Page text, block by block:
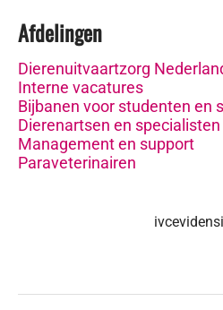
Afdelingen
Dierenuitvaartzorg
Interne vacatures
Bijbanen voor studenten en
Dierenartsen en specialisten
Management en support
Paraveterinairen